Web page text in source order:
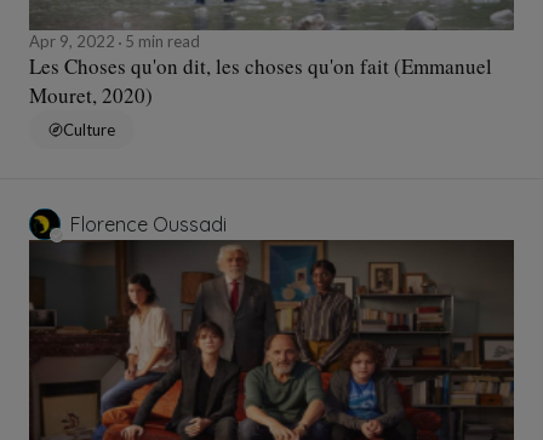
Apr 9, 2022 5 min read
Les Choses qu'on dit, les choses qu'on fait (Emmanuel
Mouret, 2020)
Culture
Florence Oussadi